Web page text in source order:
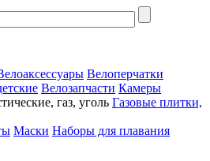
Велоперчатки
Велозапчасти Камеры
газ, уголь Газовые плитки,
Маски Наборы для плавания